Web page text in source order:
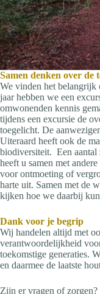
Samen denken over de
We vinden het
jaar hebben we een
omwonenden kennis
tijdens een excursie de
toegelicht. De
Uiteraard heeft ook de
biodiversiteit. Een
heeft u samen met
voor ontmoeting of
harte uit. Samen met de
kijken hoe we daarbij
Dank voor je begrip
Wij handelen altijd met
verantwoordelijkheid
toekomstige generaties.
en daarmee de laatste
Zijn er vragen of zorgen?